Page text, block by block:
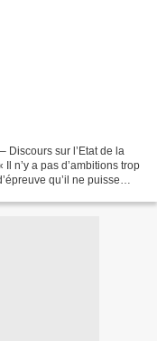
Discours sur l’Etat de la
n’y a pas d’ambitions trop
qu’il ne puisse